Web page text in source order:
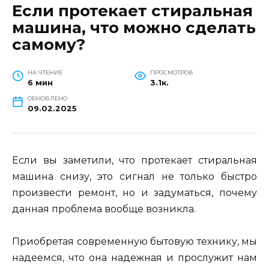
Если протекает стиральная
машина, что можно сделать
самому?
НА ЧТЕНИЕ
6 мин
ПРОСМОТРОВ
3.1к.
ОБНОВЛЕНО
09.02.2025
Если вы заметили, что протекает стиральная
машина снизу, это сигнал не только быстро
произвести ремонт, но и задуматься, почему
данная проблема вообще возникла.
Приобретая современную бытовую технику, мы
надеемся, что она надежная и прослужит нам